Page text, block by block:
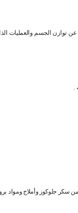
توازن الجسم والعمليات
.
سكر جلوكوز وأملاح ومواد